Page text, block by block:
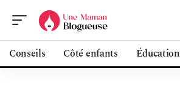
Conseils Côté enfants Éducation